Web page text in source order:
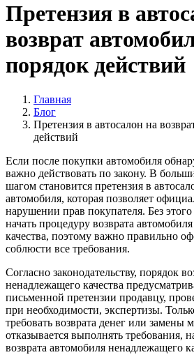
Претензия в
возврат
порядок действий
Главная
Блог
Претензия в автосалон на
действий
Если после покупки автомобиля
важно действовать по закону. В
шагом становится претензия в
автомобиля, которая позволяет
нарушении прав покупателя. Без
начать процедуру возврата
качества, поэтому важно правильно
соблюсти все требования.
Согласно законодательству, порядок
ненадлежащего качества
письменной претензии продавцу,
при необходимости, экспертизы.
требовать возврата денег или
отказывается выполнять требования,
возврата автомобиля ненадлежащего